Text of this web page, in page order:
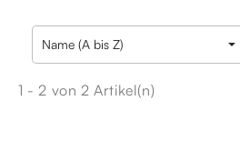
Name (A bis Z) 
1 - 2 von 2 Artikel(n)